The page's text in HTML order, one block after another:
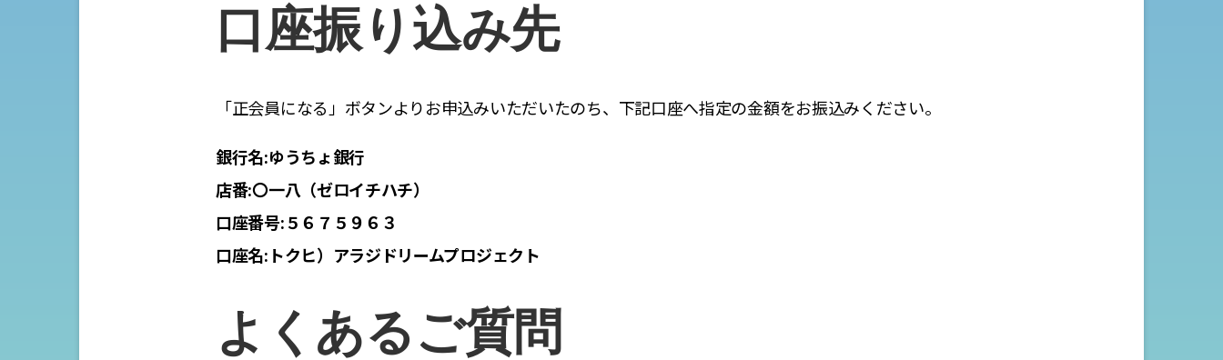
口座振り込み先
「正会員になる」ボタンよりお申込みいただいたのち、下記口座へ指定の金額をお振込みください。
銀行名:ゆうちょ銀行
店番:〇一八（ゼロイチハチ）
口座番号:５６７５９６３
口座名:トクヒ）アラジドリームプロジェクト
よくあるご質問